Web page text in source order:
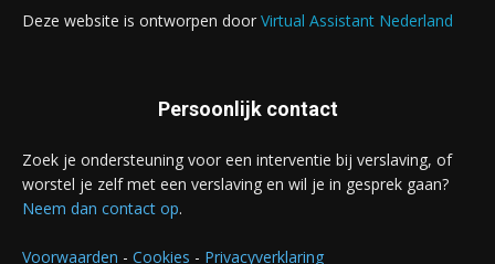
Deze website is ontworpen door Virtual Assistant Nederland
Persoonlijk contact
Zoek je ondersteuning voor een interventie bij verslaving, of
worstel je zelf met een verslaving en wil je in gesprek gaan?
Neem dan contact op.
Voorwaarden - Cookies - Privacyverklaring